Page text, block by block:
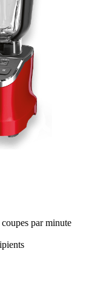
par minute